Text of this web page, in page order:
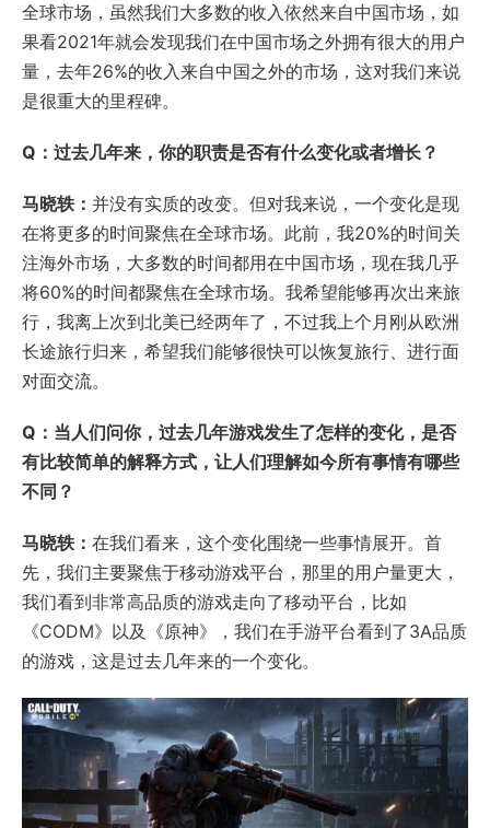
全球市场，虽然我们大多数的收入依然来自中国市场，如
果看2021年就会发现我们在中国市场之外拥有很大的用户
量，去年26%的收入来自中国之外的市场，这对我们来说
是很重大的里程碑。
Q：过去几年来，你的职责是否有什么变化或者增长？
马晓轶： 并没有实质的改变。但对我来说，一个变化是现
在将更多的时间聚焦在全球市场。此前，我20%的时间关
注海外市场，大多数的时间都用在中国市场，现在我几乎
将60%的时间都聚焦在全球市场。我希望能够再次出来旅
行，我离上次到北美已经两年了，不过我上个月刚从欧洲
长途旅行归来，希望我们能够很快可以恢复旅行、进行面
对面交流。
Q：当人们问你，过去几年游戏发生了怎样的变化，是否
有比较简单的解释方式，让人们理解如今所有事情有哪些
不同？
马晓轶： 在我们看来，这个变化围绕一些事情展开。首
先，我们主要聚焦于移动游戏平台，那里的用户量更大，
我们看到非常高品质的游戏走向了移动平台，比如
《CODM》以及《原神》，我们在手游平台看到了3A品质
的游戏，这是过去几年来的一个变化。